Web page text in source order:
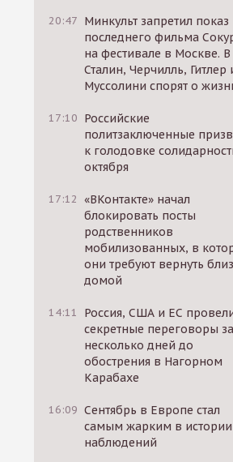
20:47 Минкульт запретил показ
последнего фильма
на фестивале в Москве.
Сталин, Черчилль, Гитлер
Муссолини спорят о
17:10 Российские
политзаключенные
к голодовке
октября
17:12 «ВКонтакте» начал
блокировать посты
родственников
мобилизованных, в
они требуют вернуть
домой
14:11
Россия, США и ЕС
секретные переговоры за
несколько дней до
обострения в Нагорном
Карабахе
16:09 Сентябрь в Европе стал
самым жарким в истории
наблюдений